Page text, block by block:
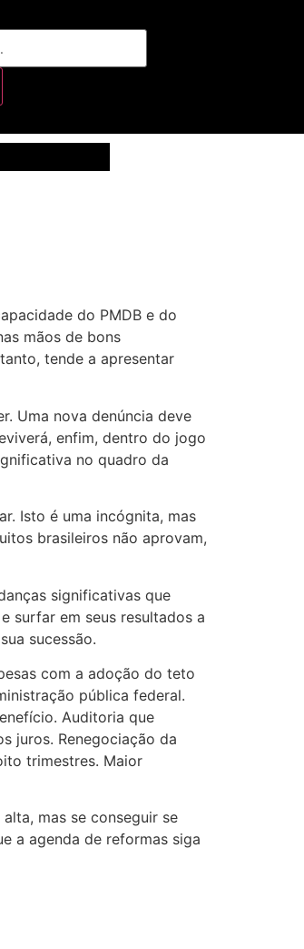
do PMDB e do
mãos de bons
tende a apresentar
Uma nova denúncia deve
enfim, dentro do jogo
no quadro da
Isto é uma incógnita, mas
brasileiros não aprovam,
significativas que
surfar em seus resultados a
sucessão.
com a adoção do teto
pública federal.
Auditoria que
juros. Renegociação da
trimestres. Maior
mas se conseguir se
a agenda de reformas siga